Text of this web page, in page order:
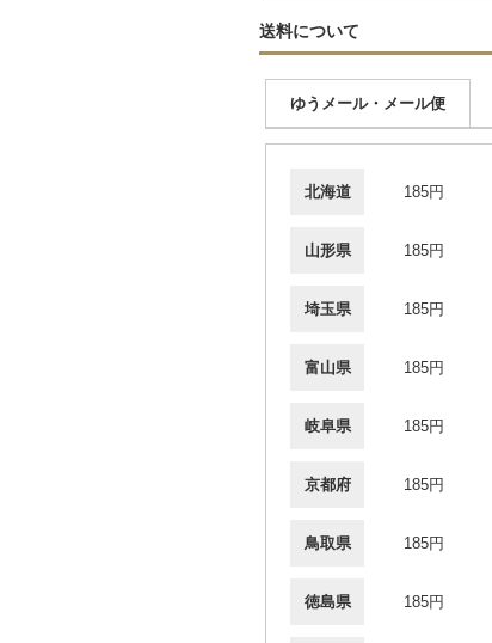
送料について
ゆうメール・メール便
北海道 185円
山形県 185円
埼玉県 185円
富山県 185円
岐阜県 185円
京都府 185円
鳥取県 185円
徳島県 185円